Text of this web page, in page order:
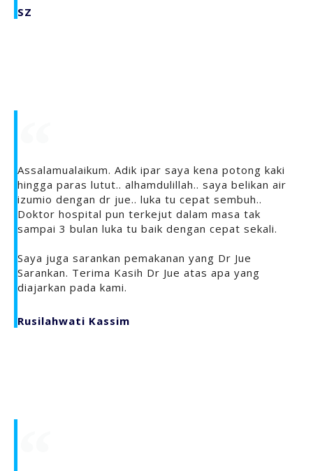
SZ
Assalamualaikum. Adik ipar saya kena potong kaki
hingga paras lutut.. alhamdulillah.. saya belikan air
izumio dengan dr jue.. luka tu cepat sembuh..
Doktor hospital pun terkejut dalam masa tak
sampai 3 bulan luka tu baik dengan cepat sekali.
Saya juga sarankan pemakanan yang Dr Jue
Sarankan. Terima Kasih Dr Jue atas apa yang
diajarkan pada kami.
Rusilahwati Kassim